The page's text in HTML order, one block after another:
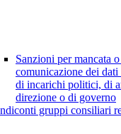
Sanzioni per mancata
comunicazione dei
di incarichi politici, di
direzione o di governo
gruppi consiliari